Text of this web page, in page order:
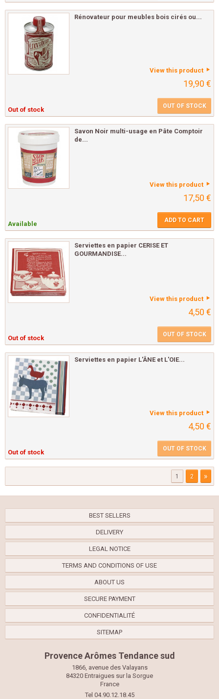
Rénovateur pour meubles bois cirés ou...
View this product
19,90 €
Out of stock OUT OF STOCK
Savon Noir multi-usage en Pâte Comptoir
de...
View this product
17,50 €
Available ADD TO CART
Serviettes en papier CERISE ET
GOURMANDISE...
View this product
4,50 €
Out of stock OUT OF STOCK
Serviettes en papier L'ÂNE et L'OIE...
View this product
4,50 €
Out of stock OUT OF STOCK
1 2 »
BEST SELLERS
DELIVERY
LEGAL NOTICE
TERMS AND CONDITIONS OF USE
ABOUT US
SECURE PAYMENT
CONFIDENTIALITÉ
SITEMAP
Provence Arômes Tendance sud
1866, avenue des Valayans
84320 Entraigues sur la Sorgue
France
Tel 04.90.12.18.45